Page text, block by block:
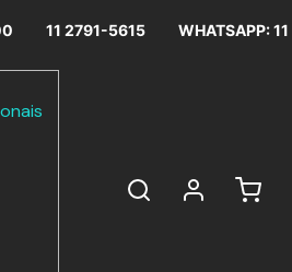
11 2791-5615 WHATSAPP: